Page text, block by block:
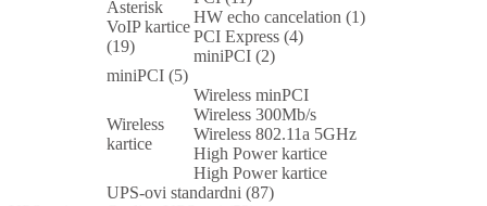
Asterisk
VoIP kartice
(19)
HW echo cancelation (1)
PCI Express (4)
miniPCI (2)
miniPCI (5)
Wireless
kartice
Wireless minPCI
Wireless 300Mb/s
Wireless 802.11a 5GHz
High Power kartice
High Power kartice
UPS-ovi standardni (87)